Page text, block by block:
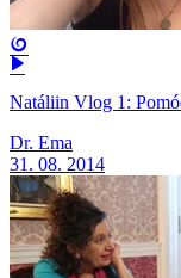
Natáliin Vlog 1:
Dr. Ema
31. 08. 2014